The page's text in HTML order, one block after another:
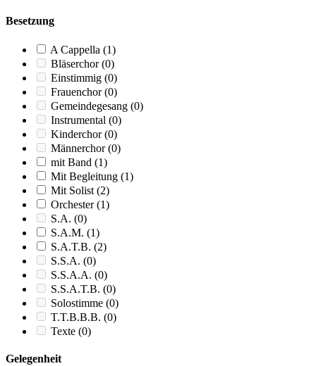
Besetzung
A Cappella (1)
Bläserchor(0)
Einstimmig (0)
Frauenchor(0)
Gemeindegesang (0)
Instrumental (0)
Kinderchor(0)
Männerchor(0)
mit Band (1)
Mit Begleitung (1)
Mit Solist (2)
Orchester(1)
S.A. (0)
S.A.M. (1)
S.A.T.B. (2)
S.S.A. (0)
S.S.A.A. (0)
S.S.A.T.B. (0)
Solostimme (0)
T.T.B.B.B. (0)
Texte (0)
Gelegenheit